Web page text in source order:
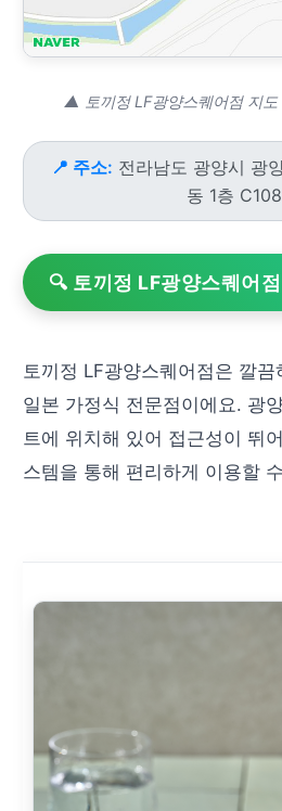
▲ 토끼정 LF광양스퀘어점 지도
📍 주소: 전라남도 광양시 광
동 1층
🔍 토끼정 LF광양스퀘어
토끼정 LF광양스퀘어점은 깔
일본 가정식 전문점이에요. 광
트에 위치해 있어 접근성이 뛰
스템을 통해 편리하게 이용할